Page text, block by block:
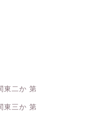
東二か 第
東三か 第